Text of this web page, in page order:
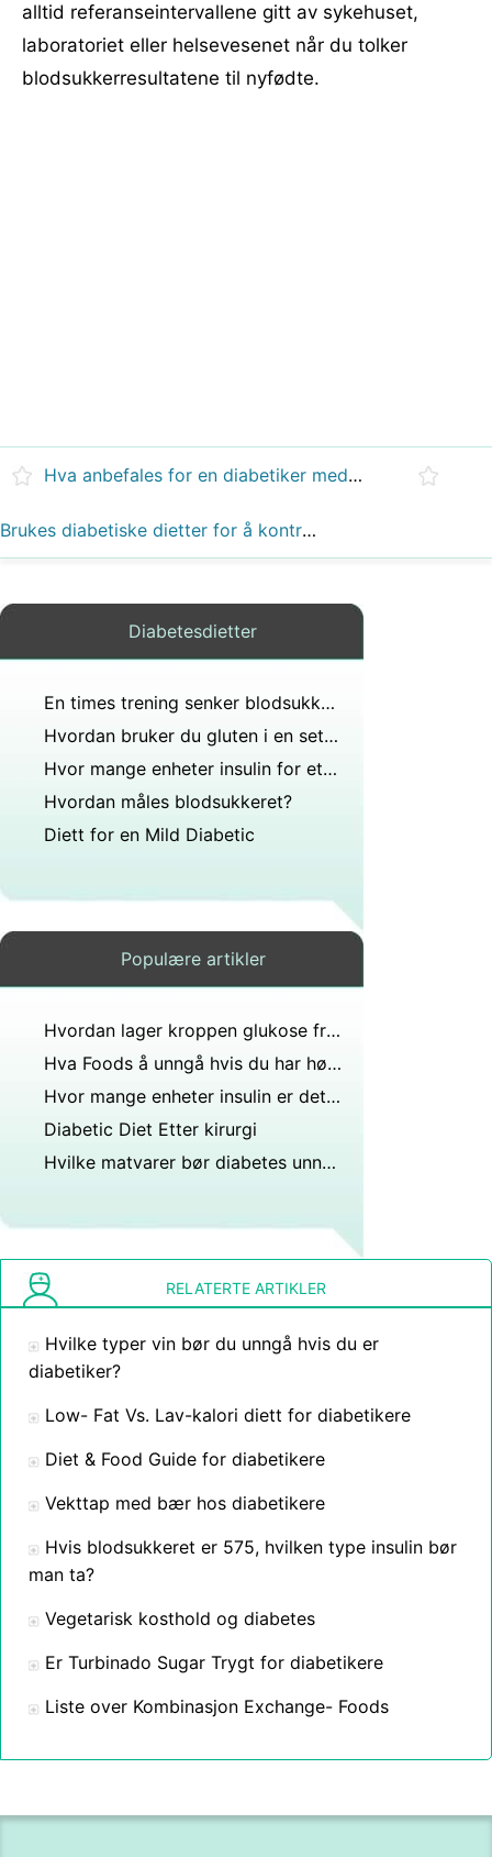
alltid referanseintervallene gitt av sykehuset,
laboratoriet eller helsevesenet når du tolker
blodsukkerresultatene til nyfødte.
Hva anbefales for en diabetiker med et gjennomsnittlig fastende blodsukkernivå på 115 det siste året?
Brukes diabetiske dietter for å kontrollere pasientens sukkernivå eller hjelpe pasienten med å gå ned i vekt?
Diabetesdietter
En times trening senker blodsukkeret?
Hvordan bruker du gluten i en setning?
Hvor mange enheter insulin for et blodsukkernivå 278?
Hvordan måles blodsukkeret?
Diett for en Mild Diabetic
Populære artikler
Hvordan lager kroppen glukose fra protein?
Hva Foods å unngå hvis du har høyt Glukose
Hvor mange enheter insulin er det i en milliliter?
Diabetic Diet Etter kirurgi
Hvilke matvarer bør diabetes unngå i tillegg til sukker?
RELATERTE ARTIKLER
Hvilke typer vin bør du unngå hvis du er
diabetiker?
Low- Fat Vs. Lav-kalori diett for diabetikere
Diet & Food Guide for diabetikere
Vekttap med bær hos diabetikere
Hvis blodsukkeret er 575, hvilken type insulin bør
man ta?
Vegetarisk kosthold og diabetes
Er Turbinado Sugar Trygt for diabetikere
Liste over Kombinasjon Exchange- Foods